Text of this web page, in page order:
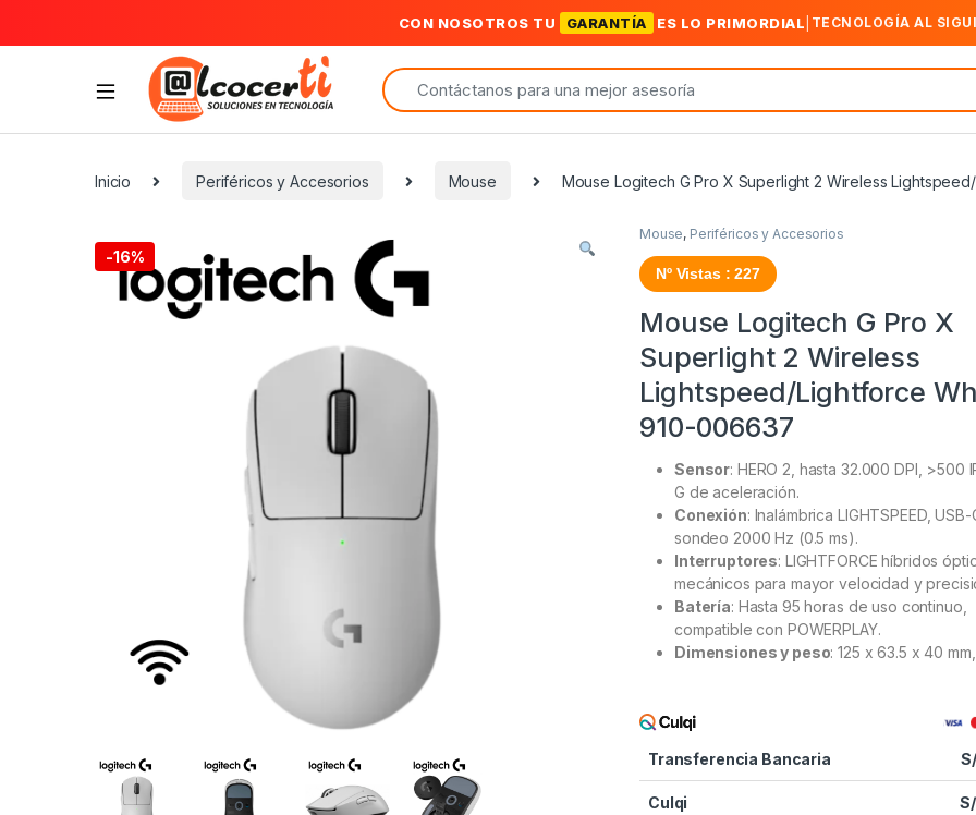
CON NOSOTROS TU GARANTÍA ES LO PRIMORDIAL TECNOLOGÍA AL
Search for:
Inicio Periféricos y Accesorios Mouse Mouse Logitech G Pro X Superlight 2 Wireless
-16%
Mouse, Periféricos y Accesorios
Nº Vistas : 227
Mouse Logitech G Pro X
Superlight 2 Wireless
Lightspeed/Lightforce
910-006637
Sensor: HERO 2, hasta 32.000 DPI, >500
G de aceleración.
Conexión: Inalámbrica LIGHTSPEED, USB-
sondeo 2000 Hz (0.5 ms).
Interruptores: LIGHTFORCE híbridos
mecánicos para mayor velocidad y
Batería: Hasta 95 horas de uso continuo,
compatible con POWERPLAY.
Dimensiones y peso: 125 x 63.5 x 40
Transferencia Bancaria S/
Culqi S/